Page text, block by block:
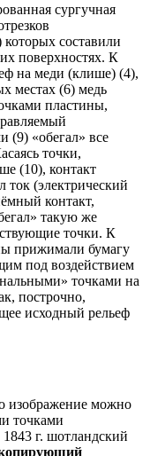
сургучная
составили
поверхностях. К
на меди (клише) (4),
местах (6) медь
пластины,
(9) «обегал» все
точки,
(10), контакт
ток (электрический
контакт,
такую же
точки. К
прижимали бумагу
под воздействием
точками на
построчно,
исходный рельеф
изображение можно
точками
г. шотландский